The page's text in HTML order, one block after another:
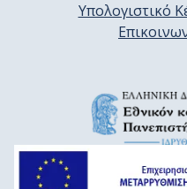
Υπολογιστικό